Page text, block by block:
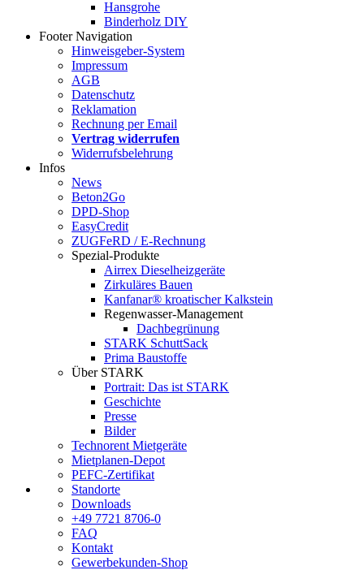
Hansgrohe
Binderholz DIY
Footer Navigation
Hinweisgeber-System
Impressum
AGB
Datenschutz
Reklamation
Rechnung per Email
Vertrag widerrufen
Widerrufsbelehrung
Infos
News
Beton2Go
DPD-Shop
EasyCredit
ZUGFeRD / E-Rechnung
Spezial-Produkte
Airrex Dieselheizgeräte
Zirkuläres Bauen
Kanfanar® kroatischer Kalkstein
Regenwasser-Management
Dachbegrünung
STARK SchuttSack
Prima Baustoffe
Über STARK
Portrait: Das ist STARK
Geschichte
Presse
Bilder
Technorent Mietgeräte
Mietplanen-Depot
PEFC-Zertifikat
Standorte
Downloads
+49 7721 8706-0
FAQ
Kontakt
Gewerbekunden-Shop